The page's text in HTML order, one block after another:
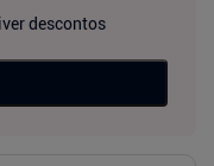
descontos